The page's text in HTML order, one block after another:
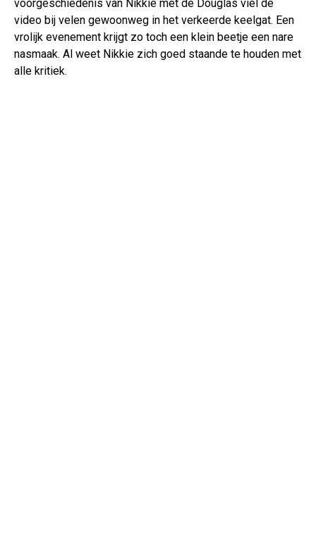
voorgeschiedenis van Nikkie met de Douglas viel de
video bij velen gewoonweg in het verkeerde keelgat. Een
vrolijk evenement krijgt zo toch een klein beetje een nare
nasmaak. Al weet Nikkie zich goed staande te houden met
alle kritiek.